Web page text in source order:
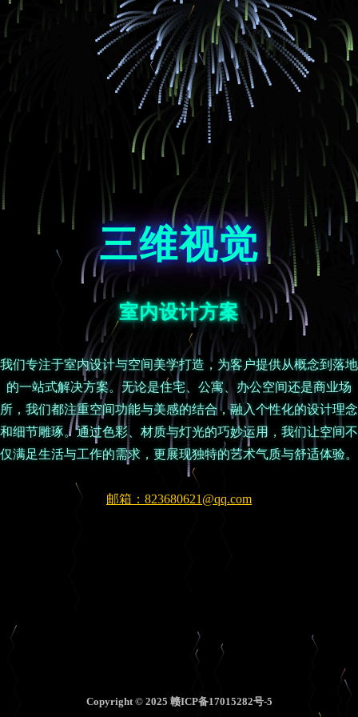
三维视觉
室内设计方案
我们专注于室内设计与空间美学打造，为客户提供从概念到落地
的一站式解决方案。无论是住宅、公寓、办公空间还是商业场
所，我们都注重空间功能与美感的结合，融入个性化的设计理念
和细节雕琢。通过色彩、材质与灯光的巧妙运用，我们让空间不
仅满足生活与工作的需求，更展现独特的艺术气质与舒适体验。
邮箱：823680621@qq.com
Copyright © 2025 赣ICP备17015282号-5